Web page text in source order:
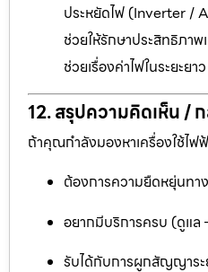
ประหยัดไฟ (Inverter /
ช่วยให้รักษาประสิทธิภาพ
ช่วยเรื่องค่าไฟในระยะยาว
12. สรุปความคิดเห็น /
ถ้าคุณกำลังมองหาเครื่องใช้ไฟ
ต้องการความยืดหยุ่นทา
อยากมีบริการครบ (ดูแล
รับได้กับการผูกสัญญาระ